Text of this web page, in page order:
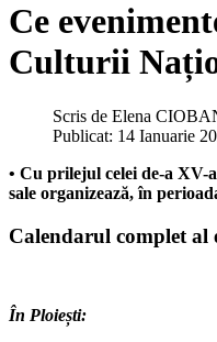
Ce
Culturii
Scris de Elena
Publicat: 14 Ianuarie
• Cu prilejul celei de-a XV-
sale organizează, în
Calendarul complet al
În Ploiești: